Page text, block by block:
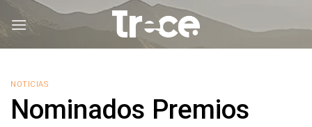
NOTICIAS
Nominados Premios